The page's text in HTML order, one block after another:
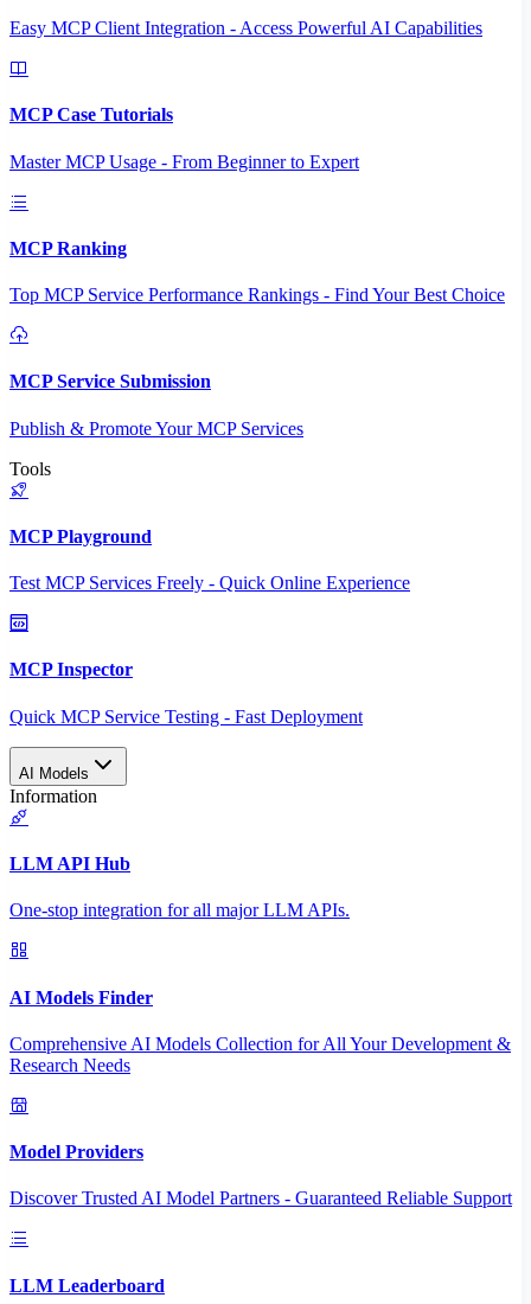
Easy MCP Client Integration - Access Powerful AI Capabilities
MCP Case Tutorials
Master MCP Usage - From Beginner to Expert
MCP Ranking
Top MCP Service Performance Rankings - Find Your Best Choice
MCP Service Submission
Publish & Promote Your MCP Services
Tools
MCP Playground
Test MCP Services Freely - Quick Online Experience
MCP Inspector
Quick MCP Service Testing - Fast Deployment
AI Models
Information
LLM API Hub
One-stop integration for all major LLM APIs.
AI Models Finder
Comprehensive AI Models Collection for All Your Development &
Research Needs
Model Providers
Discover Trusted AI Model Partners - Guaranteed Reliable Support
LLM Leaderboard